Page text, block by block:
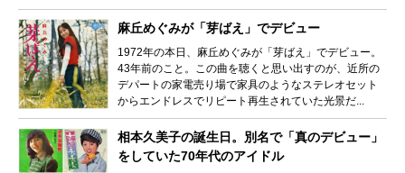
麻丘めぐみが「芽ばえ」でデビュー
1972年の本日、麻丘めぐみが「芽ばえ」でデビュー。
43年前のこと。この曲を聴くと思い出すのが、近所の
デパートの家電売り場で家具のようなステレオセット
からエンドレスでリピート再生されていた光景だ...
相本久美子の誕生日。別名で「真のデビュー」
をしていた70年代のアイドル